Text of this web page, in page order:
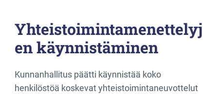
Yhteistoimintamenettelyj
en käynnistäminen
Kunnanhallitus päätti käynnistää koko
henkilöstöä koskevat yhteistoimintaneuvottelut